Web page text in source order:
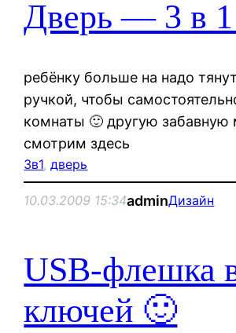
Дверь — 3 в
ребёнку больше на надо
ручкой, чтобы
комнаты 🙂 другую забавную
смотрим здесь
3в1, дверь
10.03.2009 15:34adminДизайн
USB-флешка
ключей 🙂